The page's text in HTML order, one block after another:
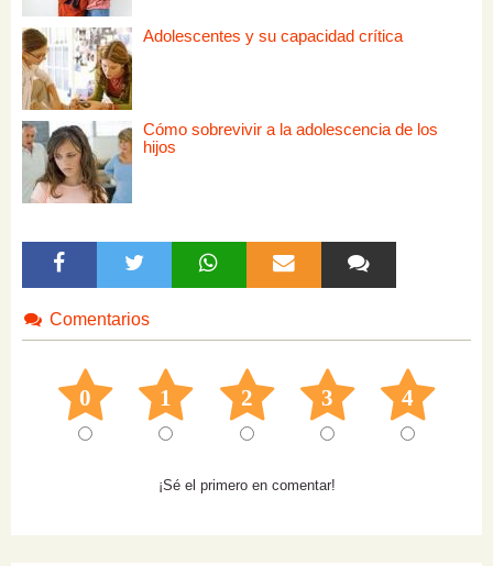
Adolescentes y su capacidad crítica
Cómo sobrevivir a la adolescencia de los
hijos
Comentarios
0 1 2 3 4
¡Sé el primero en comentar!